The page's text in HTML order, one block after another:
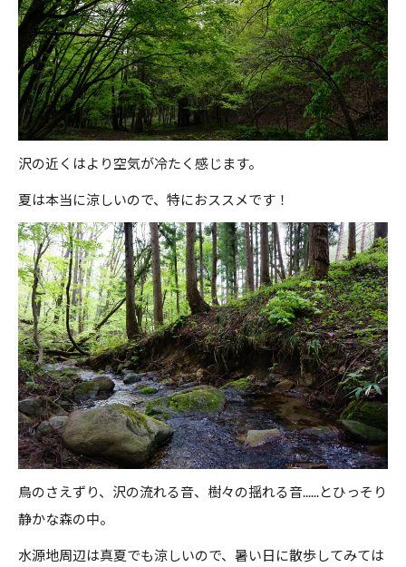
沢の近くはより空気が冷たく感じます。
夏は本当に涼しいので、特におススメです！
鳥のさえずり、沢の流れる音、樹々の揺れる音......とひっそり
静かな森の中。
水源地周辺は真夏でも涼しいので、暑い日に散歩してみては